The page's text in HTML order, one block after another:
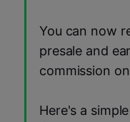
You can now
presale and
commission
Here's a